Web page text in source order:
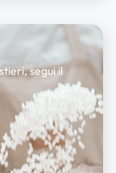
segui il